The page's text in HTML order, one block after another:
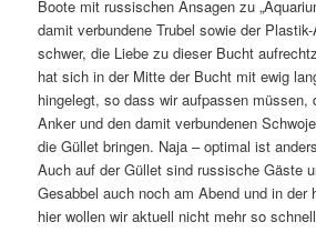
Boote mit russischen Ansagen zu
damit verbundene Trubel sowie der
schwer, die Liebe zu dieser Bucht
hat sich in der Mitte der Bucht mit ewig
hingelegt, so dass wir aufpassen müssen,
Anker und den damit verbundenen
die Güllet bringen. Naja – optimal ist
Auch auf der Güllet sind russische Gäste
Gesabbel auch noch am Abend und in der
hier wollen wir aktuell nicht mehr so